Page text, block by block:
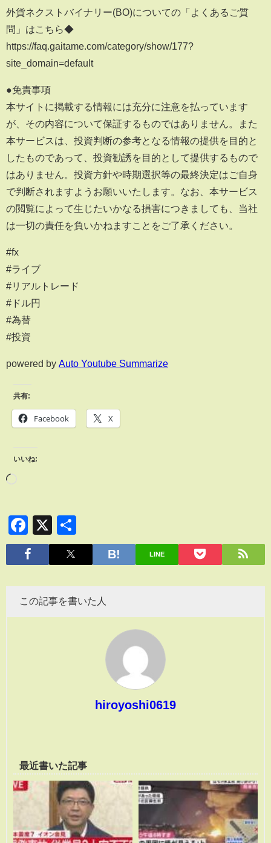
外貨ネクストバイナリー(BO)についての「よくあるご質
問」はこちら◆
https://faq.gaitame.com/category/show/177?
site_domain=default
●免責事項
本サイトに掲載する情報には充分に注意を払っています
が、その内容について保証するものではありません。また
本サービスは、投資判断の参考となる情報の提供を目的と
したものであって、投資勧誘を目的として提供するもので
はありません。投資方針や時期選択等の最終決定はご自身
で判断されますようお願いいたします。なお、本サービス
の閲覧によって生じたいかなる損害につきましても、当社
は一切の責任を負いかねますことをご了承ください。
#fx
#ライブ
#リアルトレード
#ドル円
#為替
#投資
powered by Auto Youtube Summarize
共有:
Facebook X
いいね:
Facebook
X
有
LINE
この記事を書いた人
hiroyoshi0619
最近書いた記事